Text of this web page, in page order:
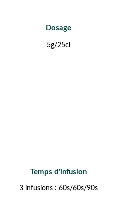
Dosage
5g/25cl
Temps d'infusion
3 infusions : 60s/60s/90s